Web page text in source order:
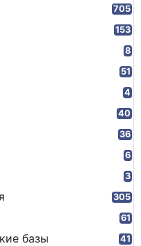
705
153
8
51
4
40
36
6
3
305
61
базы 41